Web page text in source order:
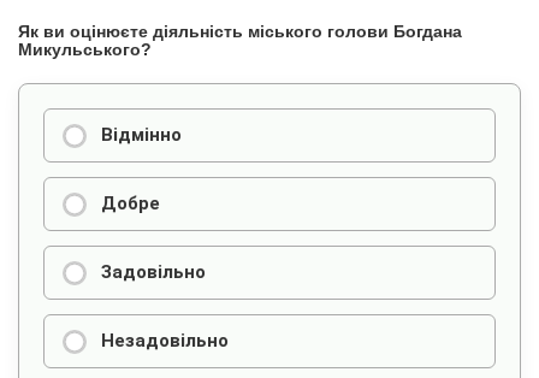
Як ви оцінюєте діяльність міського голови Богдана
Микульського?
Відмінно
Добре
Задовільно
Незадовільно